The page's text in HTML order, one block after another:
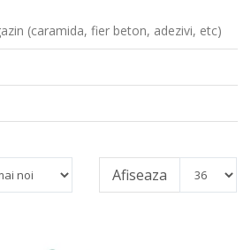
(caramida, fier beton, adezivi, etc)
Afiseaza